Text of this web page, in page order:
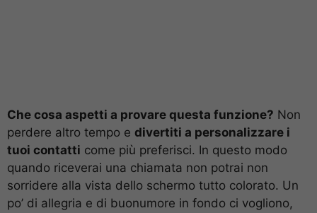
Che cosa aspetti a provare questa funzione? Non
perdere altro tempo e divertiti a personalizzare i
tuoi contatti come più preferisci. In questo modo
quando riceverai una chiamata non potrai non
sorridere alla vista dello schermo tutto colorato. Un
po’ di allegria e di buonumore in fondo ci vogliono,